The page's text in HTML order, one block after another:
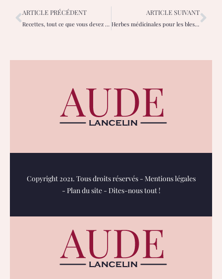
ARTICLE PRÉCÉDENT
Recettes, tout ce que vous devez savoir sur la pastèque
ARTICLE SUIVANT
Herbes médicinales pour les blessures, les coupures, les échardes, les entorses, etc.
Copyright 2021. Tous droits réservés - Mentions légales
- Plan du site- Dites-nous tout !